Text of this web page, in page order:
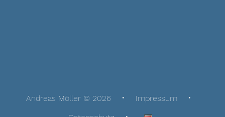
Andreas Möller © 2026
Impressum